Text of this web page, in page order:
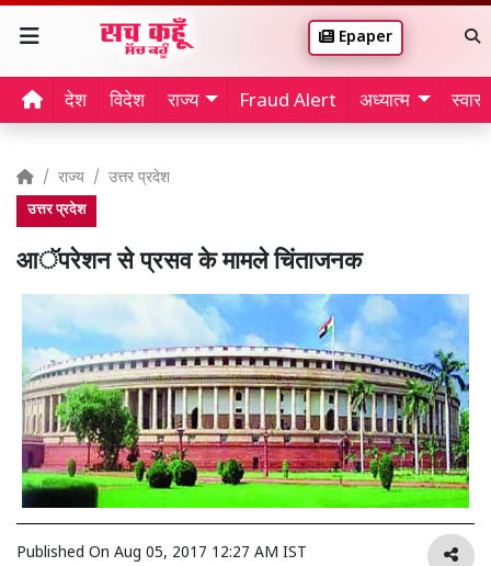
Epaper
देश विदेश राज्य Fraud Alert अध्यात्म
राज्य उत्तर प्रदेश
उत्तर प्रदेश
आॅपरेशन से प्रसव के मामले चिंताजनक
Published On Aug 05, 2017 12:27 AM IST